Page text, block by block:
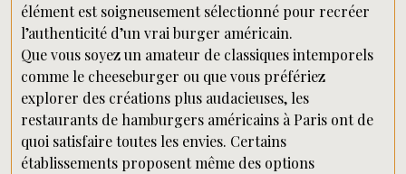
élément est soigneusement sélectionné pour recréer
l’authenticité d’un vrai burger américain.
Que vous soyez un amateur de classiques intemporels
comme le cheeseburger ou que vous préfériez
explorer des créations plus audacieuses, les
restaurants de hamburgers américains à Paris ont de
quoi satisfaire toutes les envies. Certains
établissements proposent même des options